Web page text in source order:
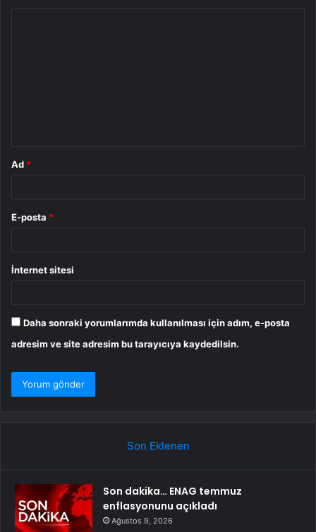
Ad *
E-posta *
İnternet sitesi
Daha sonraki yorumlarımda kullanılması için adım, e-posta
adresim ve site adresim bu tarayıcıya kaydedilsin.
Son Eklenen
Son dakika… ENAG temmuz
enflasyonunu açıkladı
Ağustos 9, 2026